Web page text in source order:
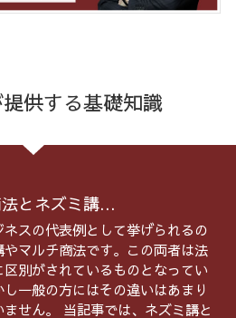
供する基礎知識
とネズミ講...
スの代表例として挙げられるの
やマルチ商法です。この両者は法
別がされているものとなってい
し一般の方にはその違いはあまり
せん。 当記事では、ネズミ講と